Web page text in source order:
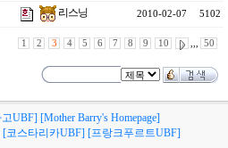
리스닝 2010-02-07 5102
1 2 3 4 5 6 7 8 9 10 ,,, 50
UBF] [Mother Barry's Homepage]
[코스타리카UBF] [프랑크푸르트UBF]